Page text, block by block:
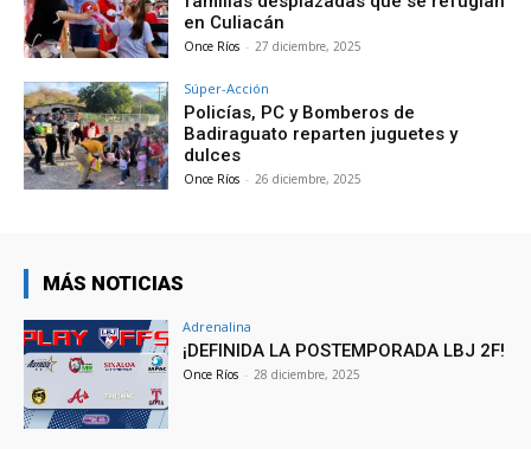
en Culiacán
Once Ríos - 27 diciembre, 2025
Súper-Acción
Policías, PC y Bomberos de
Badiraguato reparten juguetes y
dulces
Once Ríos - 26 diciembre, 2025
MÁS NOTICIAS
Adrenalina
¡DEFINIDA LA POSTEMPORADA LBJ 2F!
Once Ríos - 28 diciembre, 2025